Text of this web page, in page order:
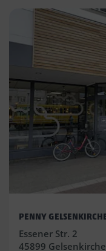
PENNY
Essener Str. 2
45899